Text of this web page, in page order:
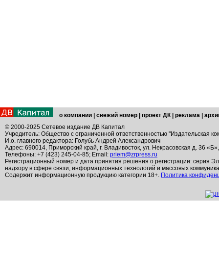
о компании свежий номер проект ДК реклама
© 2000-2025 Сетевое издание ДВ Капитал
Учредитель: Общество с ограниченной ответственностью "Издательская
И.о. главного редактора: Голубь Андрей Александрович
Адрес: 690014, Приморский край, г. Владивосток, ул. Некрасовская д. 36
Телефоны: +7 (423) 245-04-85; Email: priem@zrpress.ru
Регистрационный номер и дата принятия решения о регистрации: серия
надзору в сфере связи, информационных технологий и массовых
Содержит информационную продукцию категории 18+. Политика